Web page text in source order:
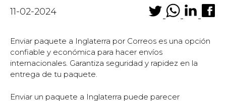
11-02-2024
Enviar paquete a Inglaterra por Correos es una opción
confiable y económica para hacer envíos
internacionales. Garantiza seguridad y rapidez en la
entrega de tu paquete.
Enviar un paquete a Inglaterra puede parecer